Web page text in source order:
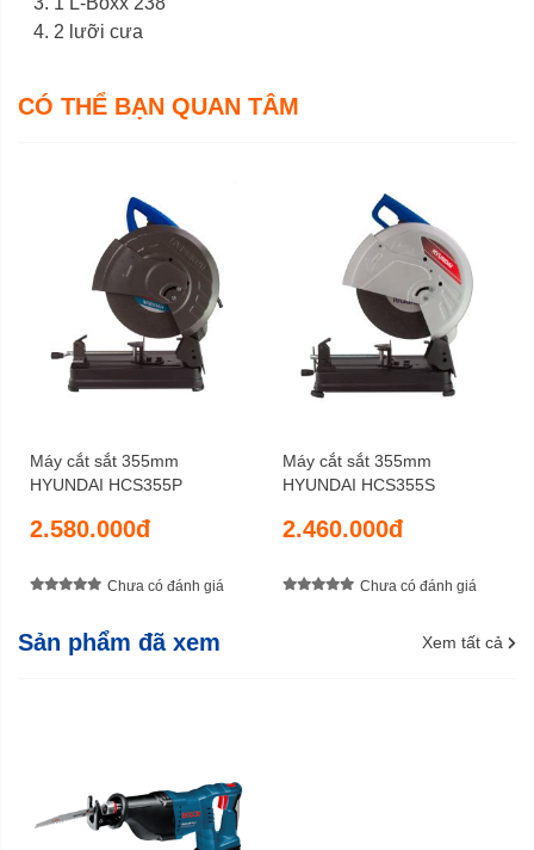
2 lưỡi cưa
CÓ THỂ BẠN QUAN TÂM
Máy cắt sắt 355mm
HYUNDAI HCS355P
2.580.000đ
Chưa có đánh giá
Máy cắt sắt 355mm
HYUNDAI HCS355S
2.460.000đ
Chưa có đánh giá
Sản phẩm đã xem Xem tất cả